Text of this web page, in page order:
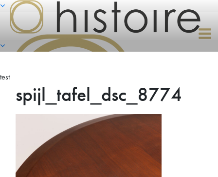
Naar
inhoud
springen
test
spijl_tafel_dsc_8774